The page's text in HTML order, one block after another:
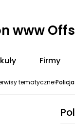
www
Firmy
tematyczne›